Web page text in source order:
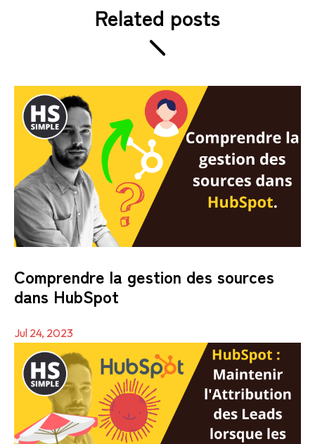
Related posts
Comprendre la gestion des sources
dans HubSpot
Jul 24, 2023